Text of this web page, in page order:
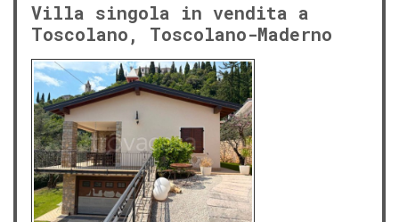
Villa singola in vendita a
Toscolano, Toscolano-Maderno